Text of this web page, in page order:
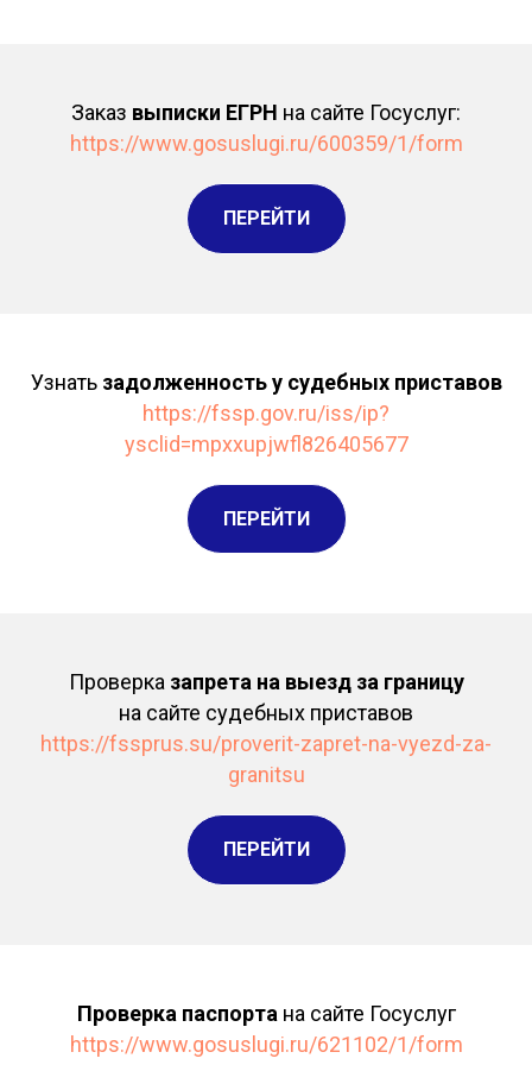
Заказ выписки ЕГРН на сайте Госуслуг:
https://www.gosuslugi.ru/600359/1/form
ПЕРЕЙТИ
Узнать задолженность у судебных приставов
https://fssp.gov.ru/iss/ip?
ysclid=mpxxupjwfl826405677
ПЕРЕЙТИ
Проверка запрета на выезд за границу
на сайте судебных приставов
https://fssprus.su/proverit-zapret-na-vyezd-za-
granitsu
ПЕРЕЙТИ
Проверка паспорта на сайте Госуслуг
https://www.gosuslugi.ru/621102/1/form